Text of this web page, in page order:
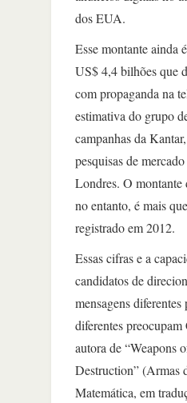
dos EUA.
Esse montante ainda
US$ 4,4 bilhões que
com propaganda na
estimativa do grupo
campanhas da
pesquisas de
Londres. O montante
no entanto, é mais
registrado em 2012.
Essas cifras e a
candidatos de
mensagens diferentes
diferentes
autora de “Weapons
Destruction” (Armas
Matemática, em